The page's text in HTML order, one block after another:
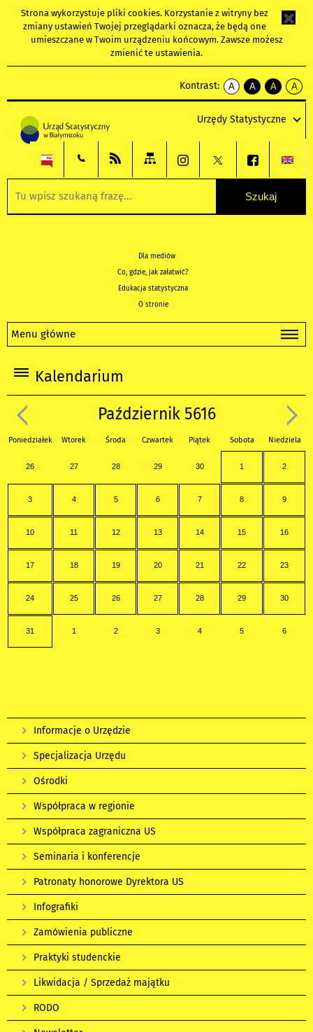
Strona wykorzystuje pliki cookies. Korzystanie z witryny bez
zmiany ustawień Twojej przeglądarki oznacza, że będą one
umieszczane w Twoim urządzeniu końcowym. Zawsze możesz
zmienić te ustawienia.
Kontrast:
A
kontrast
A
kontrast
tekst
czarnym
A
kontrast
tekst
czarnym
A
tekst
żółtym
Urzędy Statystyczne
Dla mediów
Co, gdzie, jak załatwić?
Edukacja statystyczna
O stronie
Menu główne
Kalendarium
Październik 5616
Poniedziałek Wtorek Środa Czwartek Piątek Sobota Niedziela
26 27 28 29 30 1 2
3 4 5 6 7 8 9
10 11 12 13 14 15 16
17 18 19 20 21 22 23
24 25 26 27 28 29 30
31 1 2 3 4 5 6
Informacje o Urzędzie
Specjalizacja Urzędu
Ośrodki
Współpraca w regionie
Współpraca zagraniczna US
Seminaria i konferencje
Patronaty honorowe Dyrektora US
Infografiki
Zamówienia publiczne
Praktyki studenckie
Likwidacja / Sprzedaż majątku
RODO